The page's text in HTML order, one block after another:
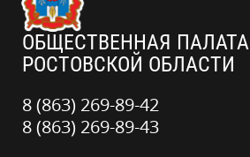
ОБЩЕСТВЕННАЯ ПАЛАТА
РОСТОВСКОЙ ОБЛАСТИ
8 (863) 269-89-42
8 (863) 269-89-43